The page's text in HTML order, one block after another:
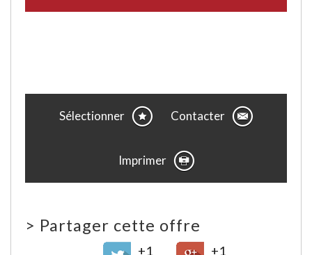
Sélectionner Contacter
Imprimer
> Partager cette offre
+1 +1